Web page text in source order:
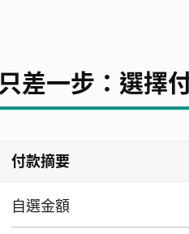
只差一步：選擇
付款摘要
自選金額